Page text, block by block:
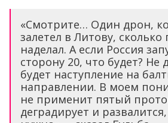
«Смотрите… Один дрон,
залетел в Литову,
наделал. А если Россия
сторону 20, что будет? Не
будет наступление на
направлении. В моем
не применит пятый
деградирует и